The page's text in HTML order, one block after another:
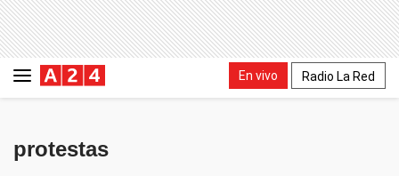
En vivo Radio La Red
protestas